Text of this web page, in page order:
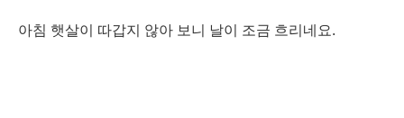
아침 햇살이 따갑지 않아 보니 날이 조금 흐리네요.